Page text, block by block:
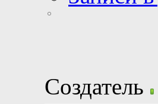
Создатель